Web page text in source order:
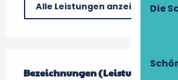
Die
Alle Leistungen anzeigen
Leistungensmöglichkeiten
Bezeichnungen
Bezeichnungen